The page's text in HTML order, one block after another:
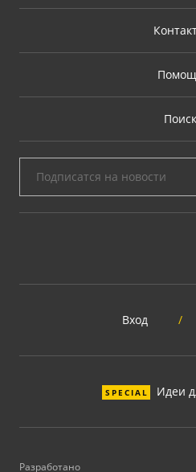
Поиск
Вход /
SPECIAL Идеи
Разработано